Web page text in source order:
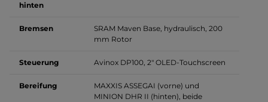
hinten
Bremsen
SRAM Maven Base, hydraulisch, 200
mm Rotor
Steuerung Avinox DP100, 2" OLED-Touchscreen
Bereifung
MAXXIS ASSEGAI (vorne) und
MINION DHR II (hinten), beide